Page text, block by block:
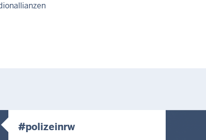
#polizeinrw